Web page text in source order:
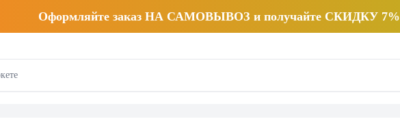
Оформляйте заказ НА САМОВЫВОЗ и получайте СКИДКУ 7%